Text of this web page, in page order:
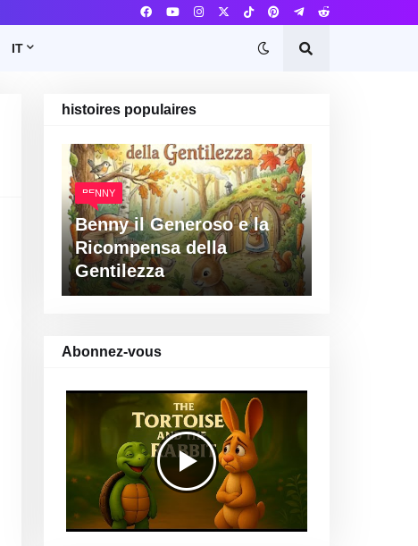
IT
histoires populaires
BENNY
Benny il Generoso e la
Ricompensa della
Gentilezza
Abonnez-vous